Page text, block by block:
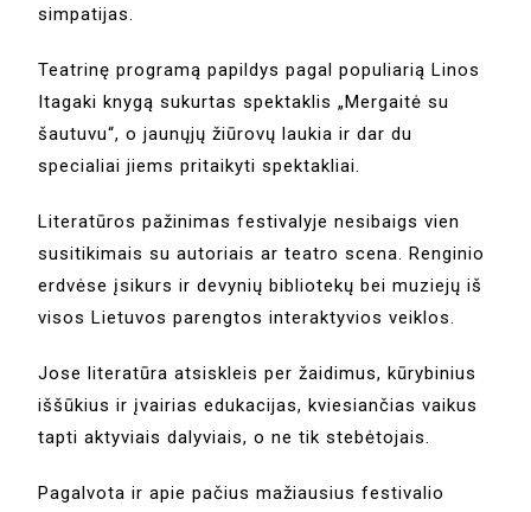
simpatijas.
Teatrinę programą papildys pagal populiarią Linos
Itagaki knygą sukurtas spektaklis „Mergaitė su
šautuvu“, o jaunųjų žiūrovų laukia ir dar du
specialiai jiems pritaikyti spektakliai.
Literatūros pažinimas festivalyje nesibaigs vien
susitikimais su autoriais ar teatro scena. Renginio
erdvėse įsikurs ir devynių bibliotekų bei muziejų iš
visos Lietuvos parengtos interaktyvios veiklos.
Jose literatūra atsiskleis per žaidimus, kūrybinius
iššūkius ir įvairias edukacijas, kviesiančias vaikus
tapti aktyviais dalyviais, o ne tik stebėtojais.
Pagalvota ir apie pačius mažiausius festivalio